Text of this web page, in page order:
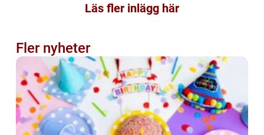
Läs fler inlägg här
Fler nyheter